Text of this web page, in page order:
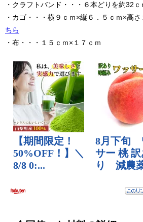
・クラフトバンド・・・６本どりを約32ｃ
・カゴ・・・横９ｃｍ×縦６．５ｃｍ×高さ
ちら
・布・・・１５ｃｍ×１７ｃｍ